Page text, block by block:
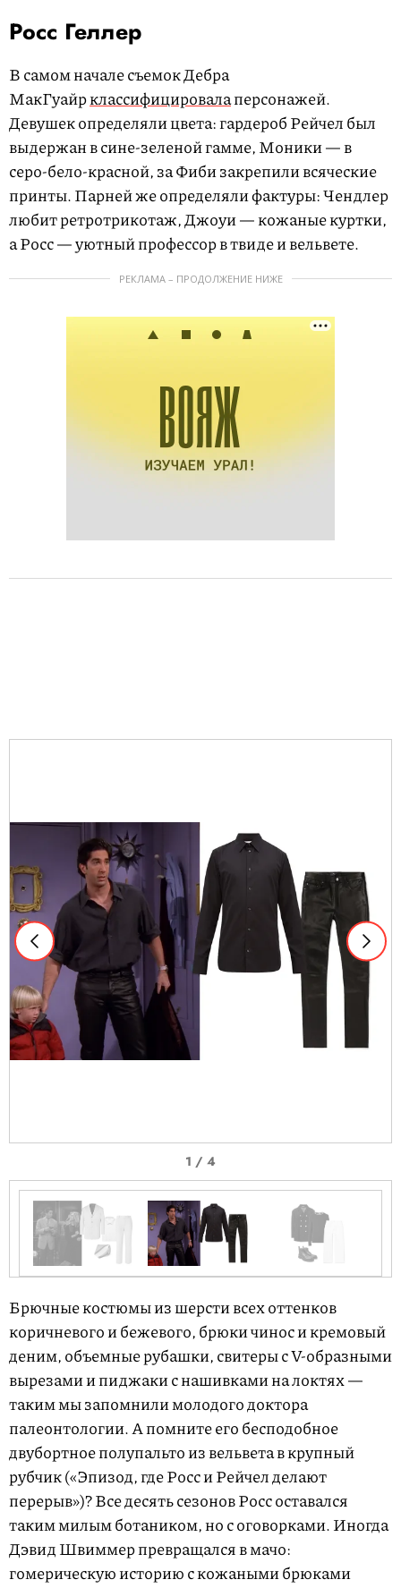
Росс Геллер
В самом начале съемок Дебра
МакГуайрклассифицировалаперсонажей.
Девушек определяли цвета: гардероб Рейчел был
выдержан в сине-зеленой гамме, Моники — в
серо-бело-красной, за Фиби закрепили всяческие
принты. Парней же определяли фактуры: Чендлер
любит ретротрикотаж, Джоуи — кожаные куртки,
а Росс — уютный профессор в твиде и вельвете.
РЕКЛАМА – ПРОДОЛЖЕНИЕ НИЖЕ
t
o
f
1 / 4
I
t
e
m
1
o
f
4
Брючные костюмы из шерсти всех оттенков
коричневого и бежевого, брюки чинос и кремовый
деним, объемные рубашки, свитеры с V-образными
вырезами и пиджаки с нашивками на локтях —
таким мы запомнили молодого доктора
палеонтологии. А помните его бесподобное
двубортное полупальто из вельвета в крупный
рубчик («Эпизод, где Росс и Рейчел делают
перерыв»)? Все десять сезонов Росс оставался
таким милым ботаником, но с оговорками. Иногда
Дэвид Швиммер превращался в мачо:
гомерическую историю с кожаными брюками